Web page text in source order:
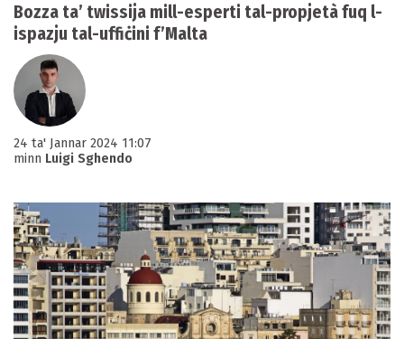
Bozza ta’ twissija mill-esperti tal-propjetà fuq l-
ispazju tal-uffiċini f’Malta
24 ta' Jannar 2024 11:07
minn Luigi Sghendo